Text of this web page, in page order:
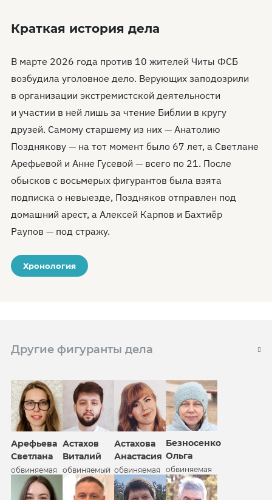
Краткая история дела
В марте 2026 года против 10 жителей Читы ФСБ
возбудила уголовное дело. Верующих заподозрили
в организации экстремистской деятельности
и участии в ней лишь за чтение Библии в кругу
друзей. Самому старшему из них — Анатолию
Позднякову — на тот момент было 67 лет, а Светлане
Арефьевой и Анне Гусевой — всего по 21. После
обысков с восьмерых фигурантов была взята
подписка о невыезде, Поздняков отправлен под
домашний арест, а Алексей Карпов и Бахтиёр
Раупов — под стражу.
Хронология
Другие фигуранты дела
Арефьева
Светлана
обвиняемая
Астахов
Виталий
обвиняемый
Астахова
Анастасия
обвиняемая
Безносенко
Ольга
обвиняемая